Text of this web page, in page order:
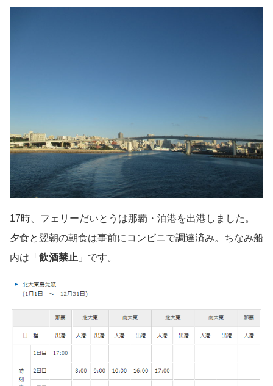
17時、フェリーだいとうは那覇・泊港を出港しました。
夕食と翌朝の朝食は事前にコンビニで調達済み。ちなみ船
内は「 飲酒禁止 」です。